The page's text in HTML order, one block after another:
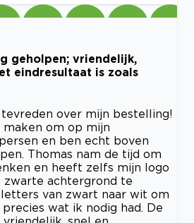
geholpen; vriendelijk,
eindresultaat is zoals
over mijn bestelling!
maken om op mijn
en ben echt boven
Thomas nam de tijd om
en heeft zelfs mijn logo
zwarte achtergrond te
van zwart naar wit om
wat ik nodig had. De